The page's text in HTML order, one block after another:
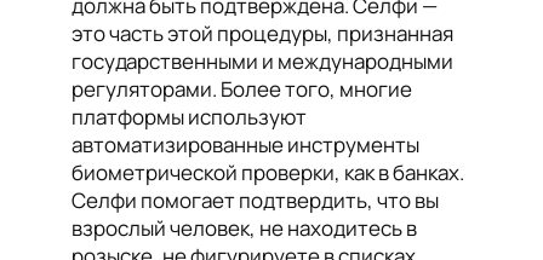
это часть этой процедуры, признанная
государственными и международными
регуляторами. Более того, многие
платформы используют
автоматизированные инструменты
биометрической проверки, как в банках.
Селфи помогает подтвердить, что вы
взрослый человек, не находитесь в